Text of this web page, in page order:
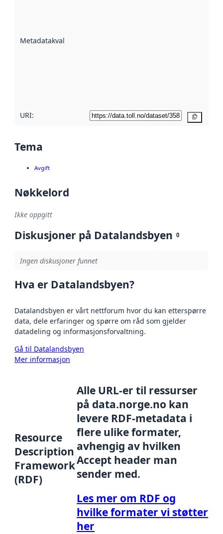
Metadatakvalitet
URI:
Tema
Avgift
Nøkkelord
Ikke oppgitt
Diskusjoner på Datalandsbyen 0
Ingen diskusjoner funnet
Hva er Datalandsbyen?
Datalandsbyen er vårt nettforum hvor du kan etterspørre
data, dele erfaringer og spørre om råd som gjelder
datadeling og informasjonsforvaltning.
Gå til Datalandsbyen
Mer informasjon
Resource
Description
Framework
(RDF)
Alle URL-er til ressurser
på data.norge.no kan
levere RDF-metadata i
flere ulike formater,
avhengig av hvilken
Accept header man
sender med.
Les mer om RDF og
hvilke formater vi støtter
her